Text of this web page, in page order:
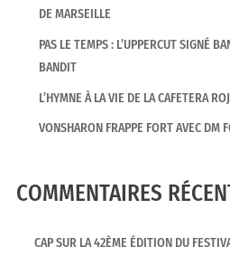
DE MARSEILLE
PAS LE TEMPS : L’UPPERCUT SIGNÉ
BANDIT
L’HYMNE À LA VIE DE LA CAFETERA
VONSHARON FRAPPE FORT AVEC DM
COMMENTAIRES
CAP SUR LA 42ÈME ÉDITION DU